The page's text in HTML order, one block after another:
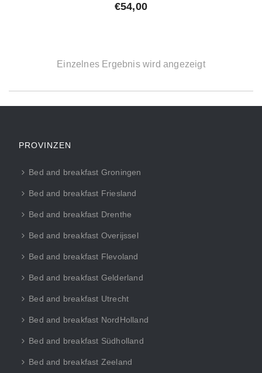
€54,00
Einzelnes Ergebnis wird angezeigt
PROVINZEN
Bed and breakfast Groningen
Bed and breakfast Friesland
Bed and breakfast Drenthe
Bed and breakfast Overijssel
Bed and breakfast Flevoland
Bed and breakfast Gelderland
Bed and breakfast Utrecht
Bed and breakfast NordHolland
Bed and breakfast Südholland
Bed and breakfast Zeeland